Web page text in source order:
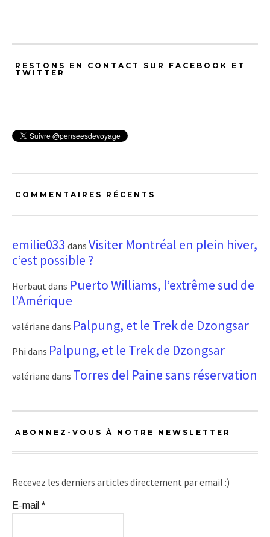
RESTONS EN CONTACT SUR FACEBOOK ET
TWITTER
COMMENTAIRES RÉCENTS
emilie033 dans Visiter Montréal en plein hiver,
c’est possible ?
Herbaut dans Puerto Williams, l’extrême sud de
l’Amérique
valériane dans Palpung, et le Trek de Dzongsar
Phi dans Palpung, et le Trek de Dzongsar
valériane dans Torres del Paine sans réservation
ABONNEZ-VOUS À NOTRE NEWSLETTER
Recevez les derniers articles directement par email :)
E-mail*